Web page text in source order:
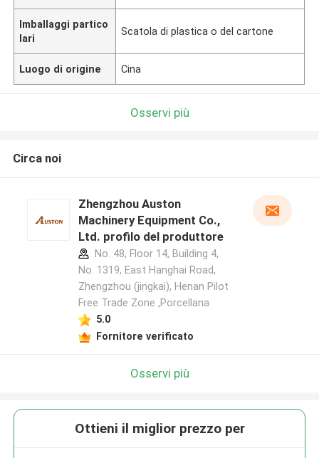
Imballaggi partico
lari
Scatola di plastica o del cartone
Luogo di origine Cina
Osservi più
Circa noi
Zhengzhou Auston
Machinery Equipment Co.,
Ltd. profilo del produttore
No. 48, Floor 14, Building 4,
No. 1319, East Hanghai Road,
Zhengzhou (jingkai), Henan Pilot
Free Trade Zone ,Porcellana
5.0
Fornitore verificato
Osservi più
Ottieni il miglior prezzo per